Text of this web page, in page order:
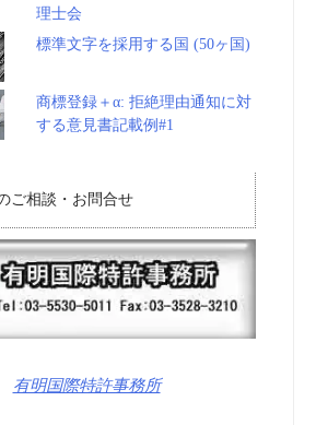
理士会
標準文字を採用する国 (50ヶ国)
商標登録＋α: 拒絶理由通知に対
する意見書記載例#1
ご相談・お問合せ
有明国際特許事務所